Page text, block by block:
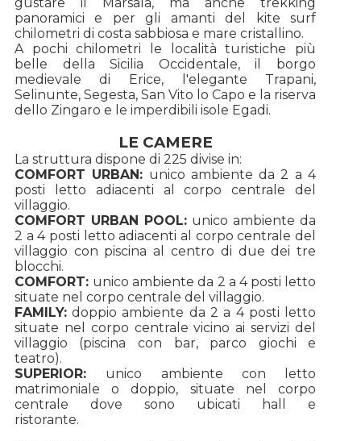
panoramici e per gli amanti del kite surf
chilometri di costa sabbiosa e mare cristallino.
A pochi chilometri le località turistiche più
belle della Sicilia Occidentale, il borgo
medievale di Erice, l'elegante Trapani,
Selinunte, Segesta, San Vito lo Capo e la riserva
dello Zingaro e le imperdibili isole Egadi.
LE CAMERE
La struttura dispone di 225 divise in:
COMFORT URBAN: unico ambiente da 2 a 4
posti letto adiacenti al corpo centrale del
COMFORT URBAN POOL:unico ambiente da
2 a 4 posti letto adiacenti al corpo centrale del
villaggio con piscina al centro di due dei tre
COMFORT: unico ambiente da 2 a 4 posti letto
situate nel corpo centrale del villaggio.
FAMILY:doppio ambiente da 2 a 4 posti letto
situate nel corpo centrale vicino ai servizi del
villaggio (piscina con bar, parco giochi e
SUPERIOR: unico ambiente con letto
matrimoniale o doppio, situate nel corpo
centrale dove sono ubicati hall e
ristorante.